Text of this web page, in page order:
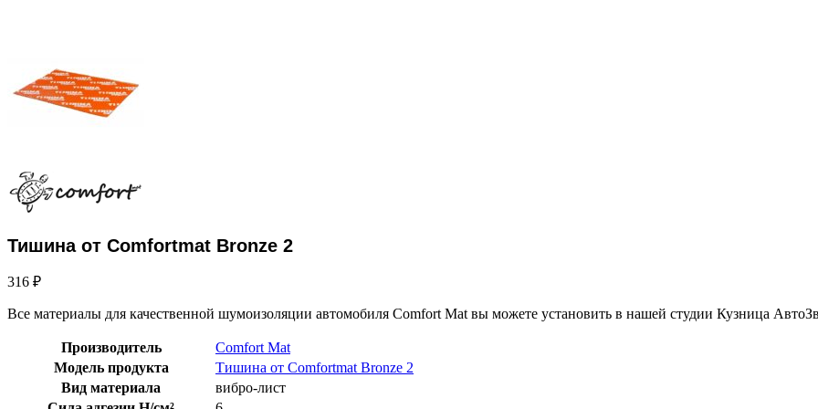
Тишина от Comfortmat Bronze 2
316 ₽
Все материалы для качественной шумоизоляции автомобиля Comfort Mat вы можете установить в нашей студии Кузница
Производитель
Comfort Mat
Модель продукта
Тишина от Comfortmat Bronze 2
Вид материала
вибро-лист